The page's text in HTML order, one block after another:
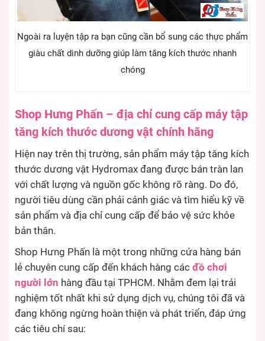
Ngoài ra luyện tập ra bạn cũng cần bổ sung các thực phẩm
giàu chất dinh dưỡng giúp làm tăng kích thước nhanh
chóng
Shop Hưng Phấn – địa chỉ cung cấp máy tập
tăng kích thước dương vật chính hãng
Hiện nay trên thị trường, sản phẩm máy tập tăng kích
thước dương vật Hydromax đang được bán tràn lan
với chất lượng và nguồn gốc không rõ ràng. Do đó,
người tiêu dùng cần phải cảnh giác và tìm hiểu kỹ về
sản phẩm và địa chỉ cung cấp để bảo vệ sức khỏe
bản thân.
Shop Hưng Phấn là một trong những cửa hàng bán
lẻ chuyên cung cấp đến khách hàng các đồ chơi
người lớn hàng đầu tại TPHCM. Nhằm đem lại trải
nghiệm tốt nhất khi sử dụng dịch vụ, chúng tôi đã và
đang không ngừng hoàn thiện và phát triển, đáp ứng
các tiêu chí sau: